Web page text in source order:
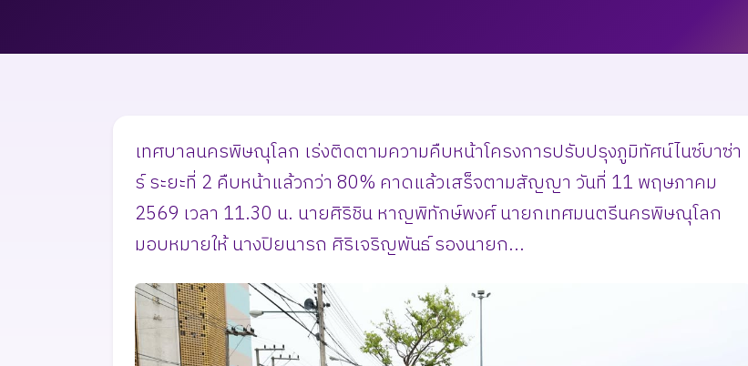
เทศบาลนครพิษณุโลก เร่งติดตามความคืบหน้าโครงการปรับปรุงภูมิทัศน์ไนซ์บาซ่า
ร์ ระยะที่ 2 คืบหน้าแล้วกว่า 80% คาดแล้วเสร็จตามสัญญา วันที่ 11 พฤษภาคม
2569 เวลา 11.30 น. นายศิริชิน หาญพิทักษ์พงศ์ นายกเทศมนตรีนครพิษณุโลก
มอบหมายให้ นางปิยนารถ ศิริเจริญพันธ์ รองนายก...